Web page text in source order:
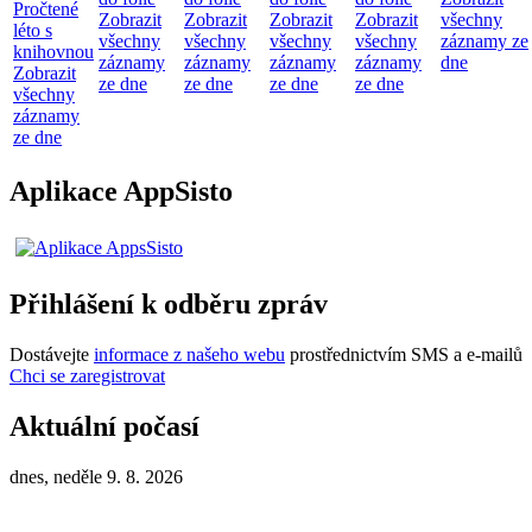
Pročtené
léto s
knihovnou
Zobrazit
všechny
záznamy
ze dne
Zobrazit
všechny
záznamy
ze dne
Zobrazit
všechny
záznamy
ze dne
Zobrazit
všechny
záznamy
ze dne
Zobrazit
všechny
záznamy
ze dne
všechny
záznamy ze
dne
Aplikace AppSisto
Přihlášení k odběru zpráv
Dostávejte informace z našeho webu prostřednictvím SMS a e-mailů
Chci se zaregistrovat
Aktuální počasí
dnes, neděle 9. 8. 2026